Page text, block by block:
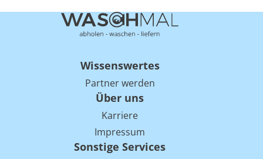
Wissenswertes
Partner werden
Über uns
Karriere
Impressum
Sonstige Services